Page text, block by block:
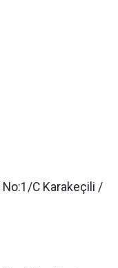
C Karakeçili /